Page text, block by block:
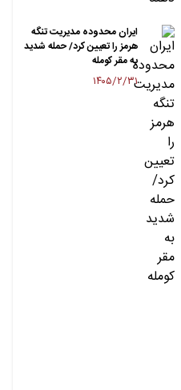
ایران محدوده مدیریت تنگه
هرمز را تعیین کرد/ حمله شدید
به مقر کومله
۱۴۰۵/۲/۳۱